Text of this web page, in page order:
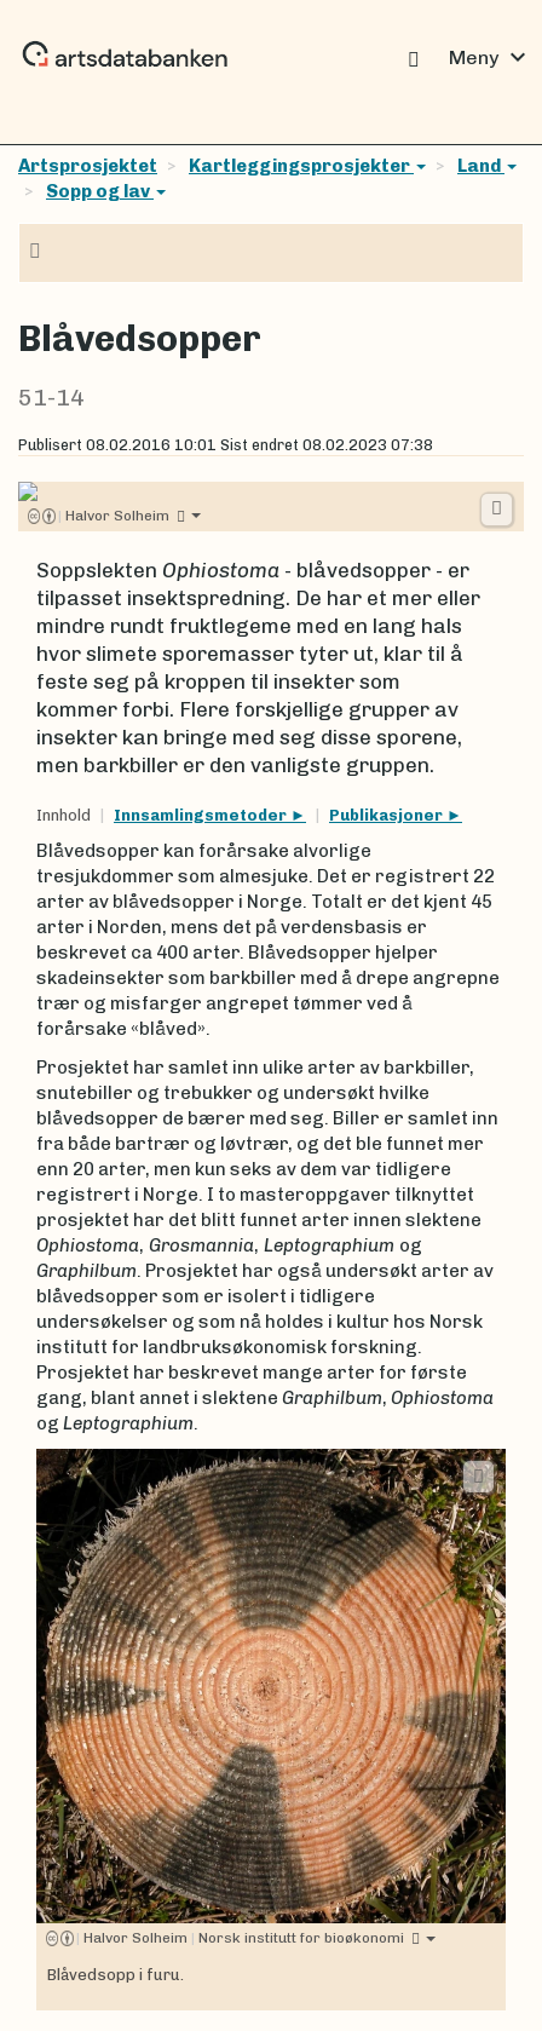
Meny expand_more
Artsprosjektet Kartleggingsprosjekter
Land
Sopp og lav
Blåvedsopper
51-14
Publisert 08.02.2016 10:01 Sist endret 08.02.2023 07:38
| Halvor Solheim
Soppslekten Ophiostoma - blåvedsopper - er
tilpasset insektspredning. De har et mer eller
mindre rundt fruktlegeme med en lang hals
hvor slimete sporemasser tyter ut, klar til å
feste seg på kroppen til insekter som
kommer forbi. Flere forskjellige grupper av
insekter kan bringe med seg disse sporene,
men barkbiller er den vanligste gruppen.
Innhold Innsamlingsmetoder Publikasjoner
Blåvedsopper kan forårsake alvorlige
tresjukdommer som almesjuke. Det er registrert 22
arter av blåvedsopper i Norge. Totalt er det kjent 45
arter i Norden, mens det på verdensbasis er
beskrevet ca 400 arter. Blåvedsopper hjelper
skadeinsekter som barkbiller med å drepe angrepne
trær og misfarger angrepet tømmer ved å
forårsake «blåved».
Prosjektet har samlet inn ulike arter av barkbiller,
snutebiller og trebukker og undersøkt hvilke
blåvedsopper de bærer med seg. Biller er samlet inn
fra både bartrær og løvtrær, og det ble funnet mer
enn 20 arter, men kun seks av dem var tidligere
registrert i Norge. I to masteroppgaver tilknyttet
prosjektet har det blitt funnet arter innen slektene
Ophiostoma, Grosmannia, Leptographium og
Graphilbum . Prosjektet har også undersøkt arter av
blåvedsopper som er isolert i tidligere
undersøkelser og som nå holdes i kultur hos Norsk
institutt for landbruksøkonomisk forskning.
Prosjektet har beskrevet mange arter for første
gang, blant annet i slektene Graphilbum, Ophiostoma
og Leptographium
| Halvor Solheim | Norsk institutt for bioøkonomi
Blåvedsopp i furu.